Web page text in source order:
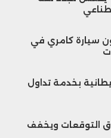
سيارة كامري في
بخدمة تداول
التوقعات ويخفف